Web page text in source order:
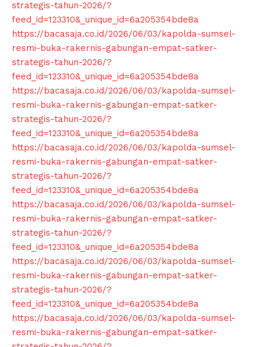
strategis-tahun-2026/?
feed_id=123310&_unique_id=6a205354bde8a
https://bacasaja.co.id/2026/06/03/kapolda-sumsel-
resmi-buka-rakernis-gabungan-empat-satker-
strategis-tahun-2026/?
feed_id=123310&_unique_id=6a205354bde8a
https://bacasaja.co.id/2026/06/03/kapolda-sumsel-
resmi-buka-rakernis-gabungan-empat-satker-
strategis-tahun-2026/?
feed_id=123310&_unique_id=6a205354bde8a
https://bacasaja.co.id/2026/06/03/kapolda-sumsel-
resmi-buka-rakernis-gabungan-empat-satker-
strategis-tahun-2026/?
feed_id=123310&_unique_id=6a205354bde8a
https://bacasaja.co.id/2026/06/03/kapolda-sumsel-
resmi-buka-rakernis-gabungan-empat-satker-
strategis-tahun-2026/?
feed_id=123310&_unique_id=6a205354bde8a
https://bacasaja.co.id/2026/06/03/kapolda-sumsel-
resmi-buka-rakernis-gabungan-empat-satker-
strategis-tahun-2026/?
feed_id=123310&_unique_id=6a205354bde8a
https://bacasaja.co.id/2026/06/03/kapolda-sumsel-
resmi-buka-rakernis-gabungan-empat-satker-